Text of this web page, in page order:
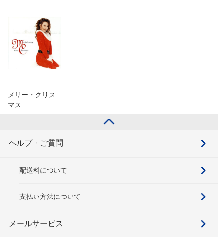
メリー・クリス
マス
ヘルプ・ご質問
配送料について
支払い方法について
メールサービス